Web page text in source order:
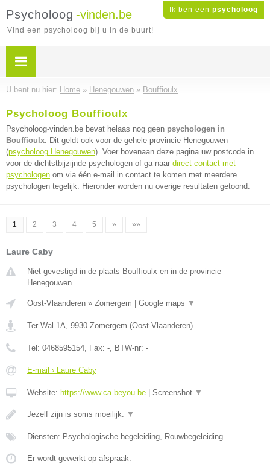
Ik ben een psycholoog
Psycholoog -vinden.be
Vind een psycholoog bij u in de buurt!
U bent nu hier: Home » Henegouwen » Bouffioulx
Psycholoog Bouffioulx
Psycholoog-vinden.be bevat helaas nog geen psychologen in
Bouffioulx. Dit geldt ook voor de gehele provincie Henegouwen
(psycholoog Henegouwen). Voer bovenaan deze pagina uw postcode in
voor de dichtstbijzijnde psychologen of ga naar direct contact met
psychologen om via één e-mail in contact te komen met meerdere
psychologen tegelijk. Hieronder worden nu overige resultaten getoond.
1 2 3 4 5 » »»
Laure Caby
Niet gevestigd in de plaats Bouffioulx en in de provincie
Henegouwen.
Oost-Vlaanderen » Zomergem Google maps ▼
Ter Wal 1A, 9930 Zomergem (Oost-Vlaanderen)
Tel: 0468595154, Fax: -, BTW-nr: -
E-mail › Laure Caby
Website: https://www.ca-beyou.be Screenshot ▼
Jezelf zijn is soms moeilijk. ▼
Diensten: Psychologische begeleiding, Rouwbegeleiding
Er wordt gewerkt op afspraak.